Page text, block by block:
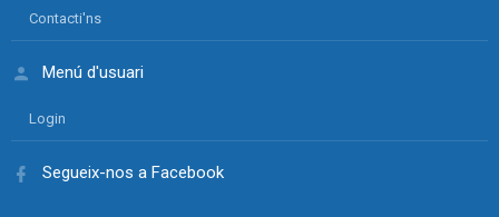
Contacti'ns
Menú d'usuari
Login
Segueix-nos a Facebook